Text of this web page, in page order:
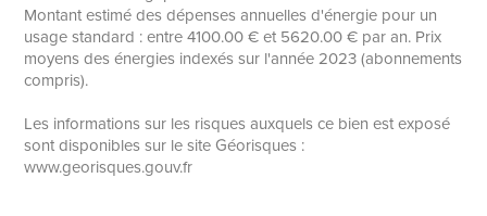
Montant estimé des dépenses annuelles d'énergie pour un
usage standard : entre 4100.00 € et 5620.00 € par an. Prix
moyens des énergies indexés sur l'année 2023 (abonnements
compris).
Les informations sur les risques auxquels ce bien est exposé
sont disponibles sur le site Géorisques :
www.georisques.gouv.fr